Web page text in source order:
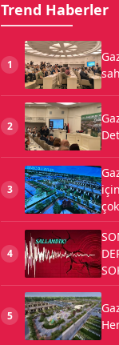
Trend Haberler
1
2
3
4
5